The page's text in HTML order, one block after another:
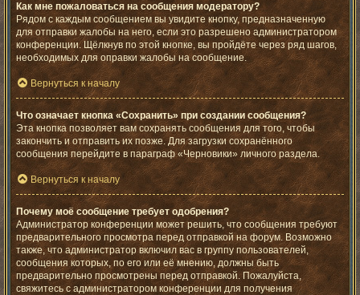
Как мне пожаловаться на сообщения модератору?
Рядом с каждым сообщением вы увидите кнопку, предназначенную
для отправки жалобы на него, если это разрешено администратором
конференции. Щёлкнув по этой кнопке, вы пройдёте через ряд шагов,
необходимых для оправки жалобы на сообщение.
Вернуться к началу
Что означает кнопка «Сохранить» при создании сообщения?
Эта кнопка позволяет вам сохранять сообщения для того, чтобы
закончить и отправить их позже. Для загрузки сохранённого
сообщения перейдите в параграф «Черновики» личного раздела.
Вернуться к началу
Почему моё сообщение требует одобрения?
Администратор конференции может решить, что сообщения требуют
предварительного просмотра перед отправкой на форум. Возможно
также, что администратор включил вас в группу пользователей,
сообщения которых, по его или её мнению, должны быть
предварительно просмотрены перед отправкой. Пожалуйста,
свяжитесь с администратором конференции для получения